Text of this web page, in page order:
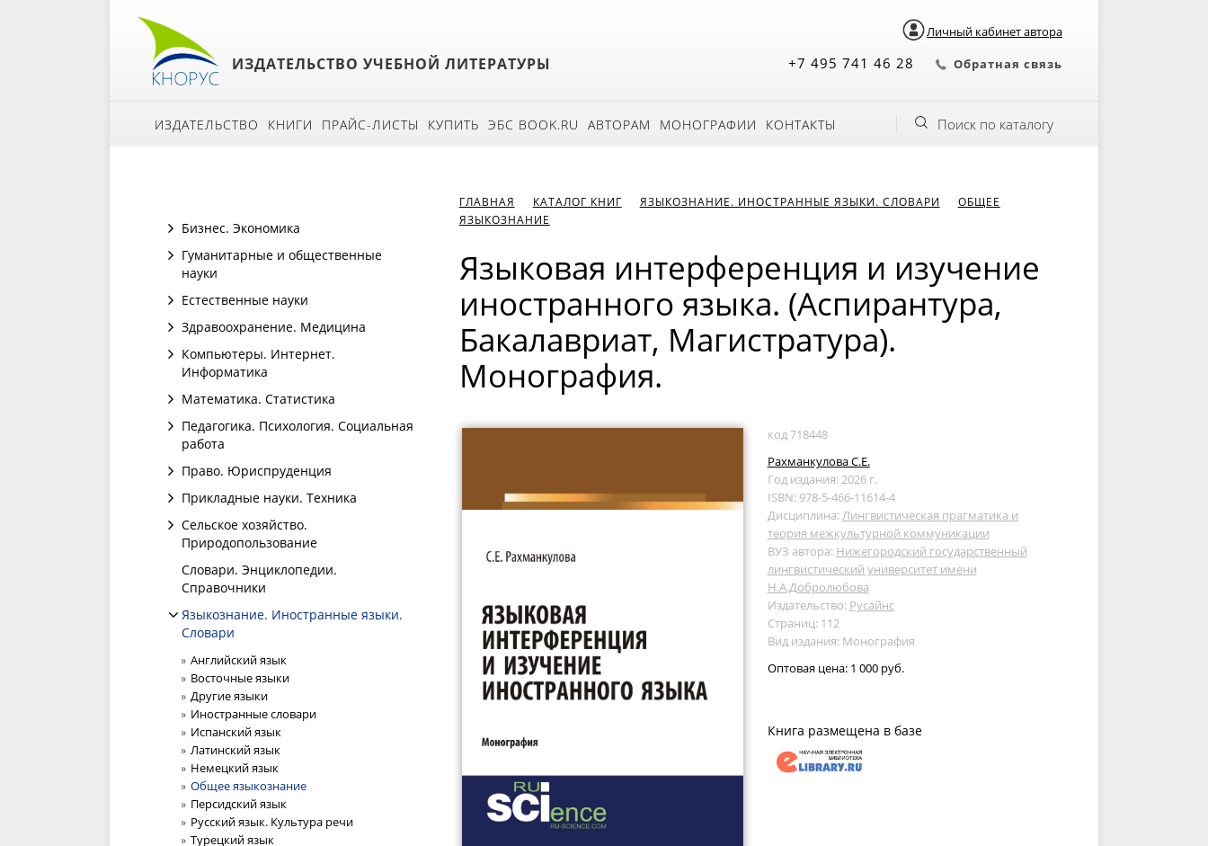
Личный кабинет автора
ИЗДАТЕЛЬСТВО УЧЕБНОЙ ЛИТЕРАТУРЫ +7 495 741 46 28 Обратная связь
ИЗДАТЕЛЬСТВО КНИГИ ПРАЙС-ЛИСТЫ КУПИТЬ ЭБС BOOK.RU АВТОРАМ МОНОГРАФИИ КОНТАКТЫ Поиск по каталогу
Бизнес. Экономика
Гуманитарные и общественные
науки
Естественные науки
Здравоохранение. Медицина
Компьютеры. Интернет.
Информатика
Математика. Статистика
Педагогика. Психология. Социальная
работа
Право. Юриспруденция
Прикладные науки. Техника
Сельское хозяйство.
Природопользование
Словари. Энциклопедии.
Справочники
Языкознание. Иностранные языки.
Словари
Английский язык
Восточные языки
Другие языки
Иностранные словари
Испанский язык
Латинский язык
Немецкий язык
Общее языкознание
Персидский язык
Русский язык. Культура речи
Турецкий язык
ГЛАВНАЯ КАТАЛОГ КНИГ ЯЗЫКОЗНАНИЕ. ИНОСТРАННЫЕ ЯЗЫКИ. СЛОВАРИ
ОБЩЕЕ
ЯЗЫКОЗНАНИЕ
Языковая интерференция и изучение
иностранного языка. (Аспирантура,
Бакалавриат, Магистратура).
Монография.
код 718448
Рахманкулова С.Е.
Год издания: 2026 г.
ISBN: 978-5-466-11614-4
Дисциплина:Лингвистическая прагматика и
теория межкультурной коммуникации
ВУЗ автора: Нижегородский государственный
лингвистический университет имени
Н.А.Добролюбова
Издательство: Русайнс
Страниц: 112
Вид издания: Монография
Оптовая цена: 1 000 руб.
Книга размещена в базе